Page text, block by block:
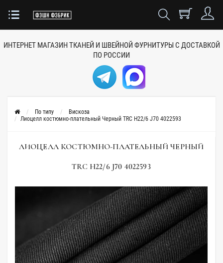
ИНТЕРНЕТ МАГАЗИН ТКАНЕЙ И ШВЕЙНОЙ ФУРНИТУРЫ С ДОСТАВКОЙ
ПО РОССИИ
По типу
Вискоза
Лиоцелл костюмно-плательный Черный TRC H22/6 J70 4022593
ЛИОЦЕЛЛ КОСТЮМНО-ПЛАТЕЛЬНЫЙ ЧЕРНЫЙ
TRC H22/6 J70 4022593